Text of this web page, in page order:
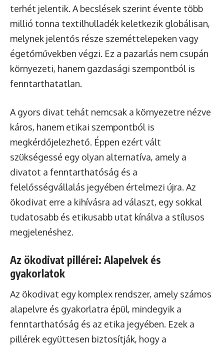
terhét jelentik. A becslések szerint évente több
millió tonna textilhulladék keletkezik globálisan,
melynek jelentős része szeméttelepeken vagy
égetőművekben végzi. Ez a pazarlás nem csupán
környezeti, hanem gazdasági szempontból is
fenntarthatatlan.
A gyors divat tehát nemcsak a környezetre nézve
káros, hanem etikai szempontból is
megkérdőjelezhető. Éppen ezért vált
szükségessé egy olyan alternatíva, amely a
divatot a fenntarthatóság és a
felelősségvállalás jegyében értelmezi újra. Az
ökodivat erre a kihívásra ad választ, egy sokkal
tudatosabb és etikusabb utat kínálva a stílusos
megjelenéshez.
Az ökodivat pillérei: Alapelvek és
gyakorlatok
Az ökodivat egy komplex rendszer, amely számos
alapelvre és gyakorlatra épül, mindegyik a
fenntarthatóság és az etika jegyében. Ezek a
pillérek együttesen biztosítják, hogy a